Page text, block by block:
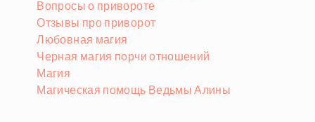
Вопросы о привороте
Отзывы про приворот
Любовная магия
Черная магия порчи отношений
Магия
Магическая помощь Ведьмы Алины